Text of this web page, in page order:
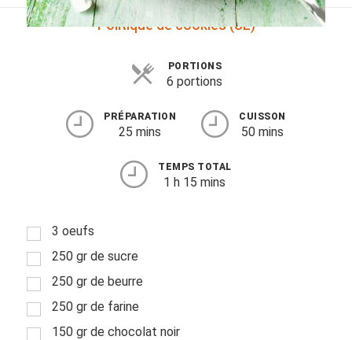
Politique de cookies (UE)
PORTIONS
6 portions
PRÉPARATION
25 mins
CUISSON
50 mins
TEMPS TOTAL
1 h 15 mins
3 oeufs
250 gr de sucre
250 gr de beurre
250 gr de farine
150 gr de chocolat noir